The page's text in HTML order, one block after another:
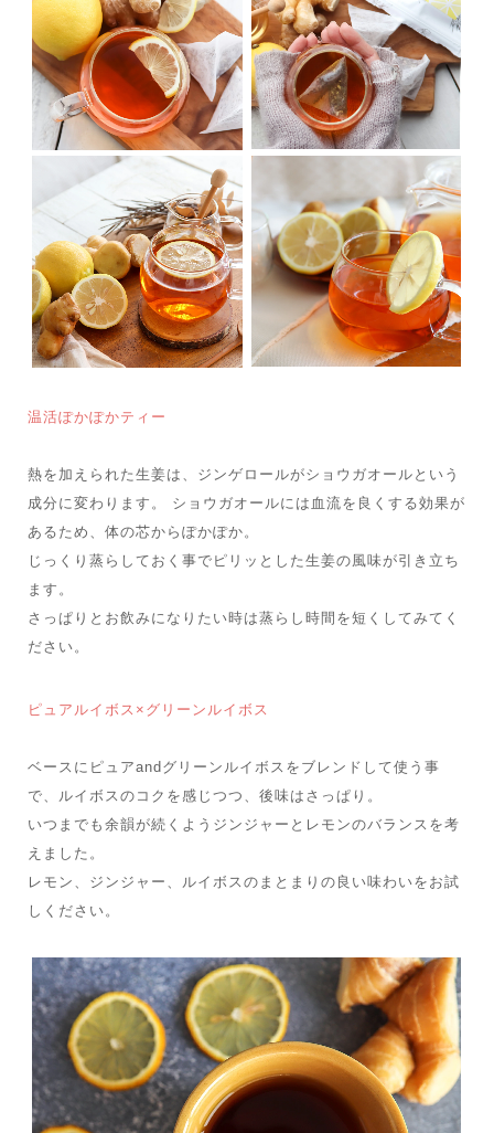
温活ぽかぽかティー
熱を加えられた生姜は、ジンゲロールがショウガオールという
成分に変わります。 ショウガオールには血流を良くする効果が
あるため、体の芯からぽかぽか。
じっくり蒸らしておく事でピリッとした生姜の風味が引き立ち
ます。
さっぱりとお飲みになりたい時は蒸らし時間を短くしてみてく
ださい。
ピュアルイボス×グリーンルイボス
ベースにピュアandグリーンルイボスをブレンドして使う事
で、ルイボスのコクを感じつつ、後味はさっぱり。
いつまでも余韻が続くようジンジャーとレモンのバランスを考
えました。
レモン、ジンジャー、ルイボスのまとまりの良い味わいをお試
しください。